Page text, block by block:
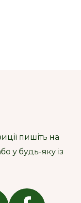
пишіть на
у будь-яку із